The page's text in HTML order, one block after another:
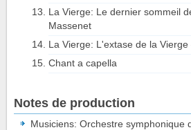
La Vierge: Le dernier sommeil
Massenet
La Vierge: L'extase de la
Chant a capella
Notes de production
Musiciens: Orchestre symphonique